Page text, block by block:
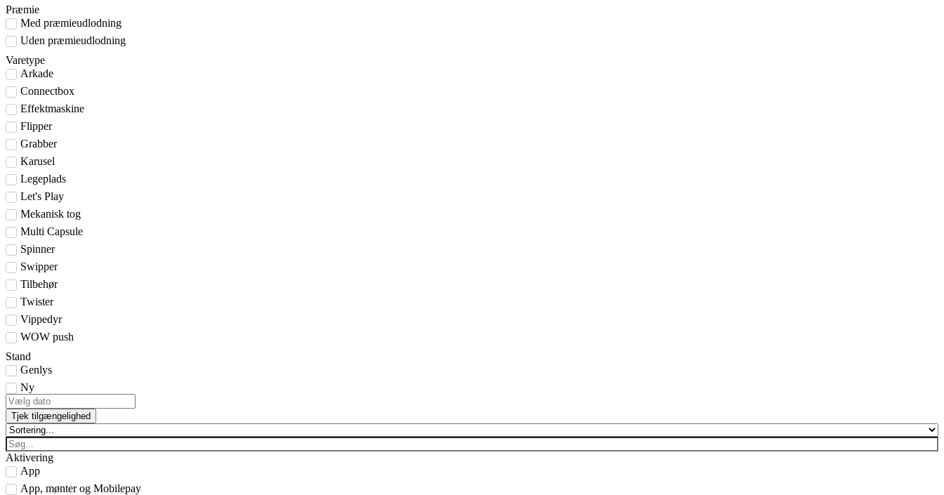
Præmie
Med præmieudlodning
Uden præmieudlodning
Varetype
Arkade
Connectbox
Effektmaskine
Flipper
Grabber
Karusel
Legeplads
Let's Play
Mekanisk tog
Multi Capsule
Spinner
Swipper
Tilbehør
Twister
Vippedyr
WOW push
Stand
Genlys
Ny
Tjek tilgængelighed
Aktivering
App
App, mønter og Mobilepay